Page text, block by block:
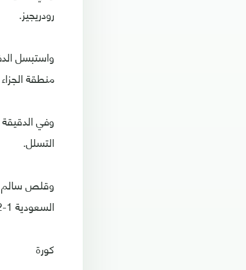
رودريجيز.
واستبسل
منطقة
التسلل.
وقلص سالم
السعودية 1-2.
كورة